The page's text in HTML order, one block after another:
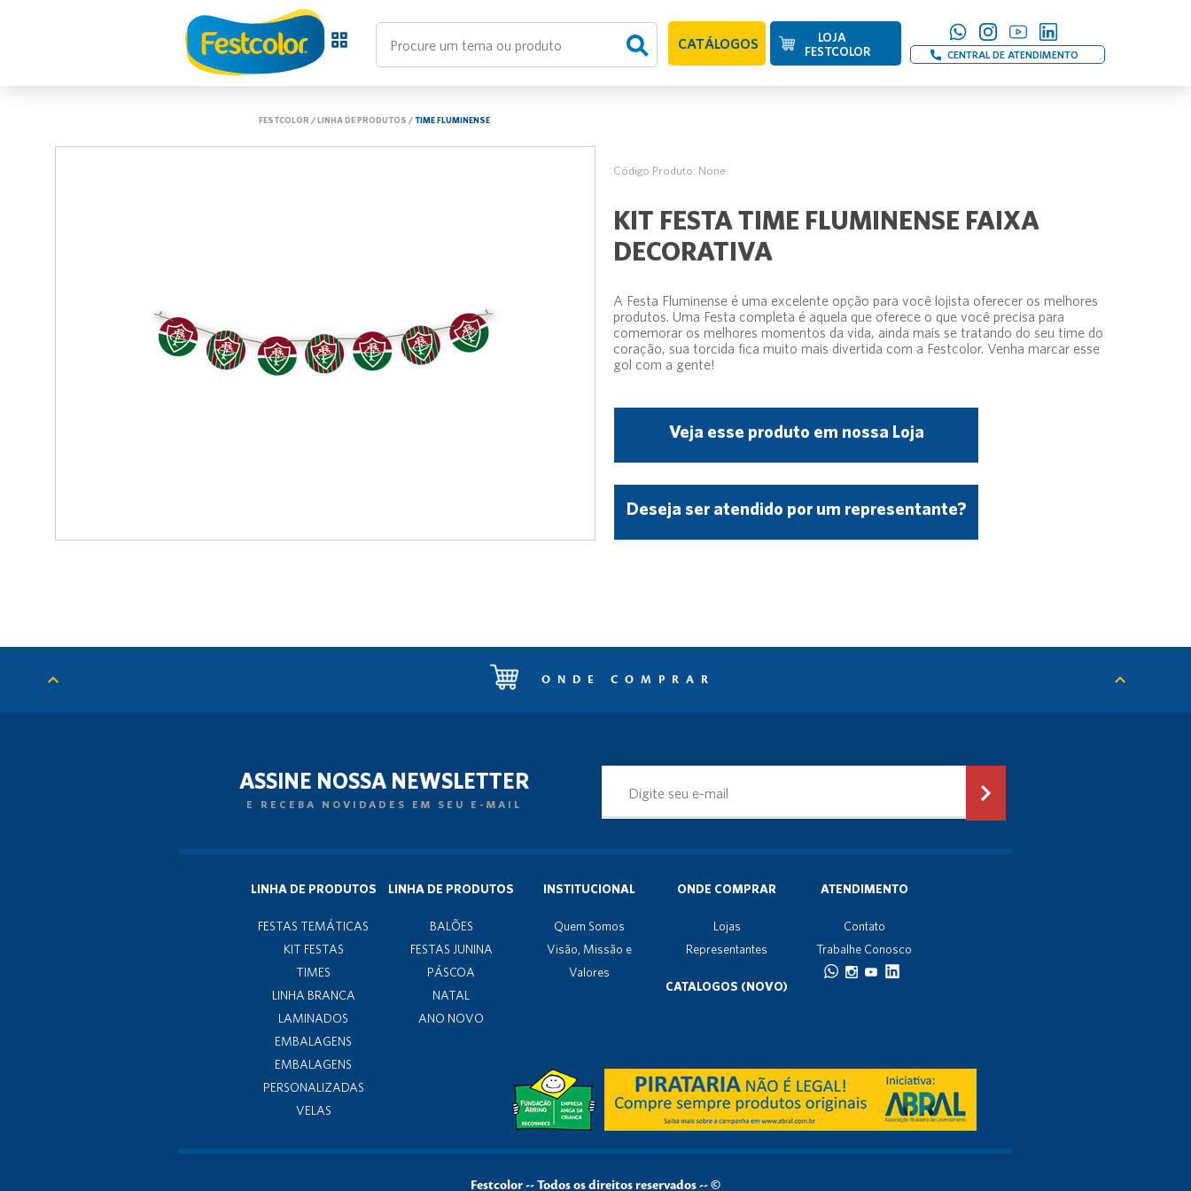
CATÁLOGOS
LOJA
FESTCOLOR
CENTRAL DE ATENDIMENTO
FESTCOLOR /LINHA DE PRODUTOS /TIME FLUMINENSE
Código Produto: None
KIT FESTA TIME FLUMINENSE FAIXA
DECORATIVA
A Festa Fluminense é uma excelente opção para você lojista oferecer os melhores
produtos. Uma Festa completa é aquela que oferece o que você precisa para
comemorar os melhores momentos da vida, ainda mais se tratando do seu time do
coração, sua torcida fica muito mais divertida com a Festcolor. Venha marcar esse
gol com a gente!
Veja esse produto em nossa Loja
Deseja ser atendido por um representante?
ONDE COMPRAR
ASSINE NOSSA NEWSLETTER
E RECEBA NOVIDADES EM SEU E-MAIL
LINHA DE PRODUTOS
FESTAS TEMÁTICAS
KIT FESTAS
TIMES
LINHA BRANCA
LAMINADOS
EMBALAGENS
EMBALAGENS
PERSONALIZADAS
VELAS
LINHA DE PRODUTOS
BALÕES
FESTAS JUNINA
PÁSCOA
NATAL
ANO NOVO
INSTITUCIONAL
Quem Somos
Visão, Missão e
Valores
ONDE COMPRAR
Lojas
Representantes
ATENDIMENTO
Contato
Trabalhe Conosco
CATALOGOS (NOVO)
Festcolor--Todos os direitos reservados -- ©